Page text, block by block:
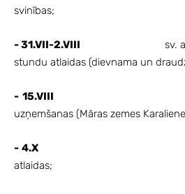
svinības;
- 31.VII-2.VIII
sv. apustuļa
stundu atlaidas (dievnama un
- 15.VIII
VJ
uzņemšanas (Māras zemes
- 4.X
sv.
atlaidas;